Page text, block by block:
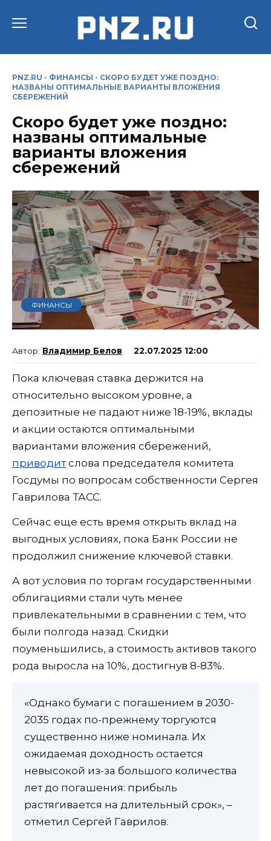
PNZ.RU - ФИНАНСЫ - СКОРО БУДЕТ УЖЕ ПОЗДНО:
НАЗВАНЫ ОПТИМАЛЬНЫЕ ВАРИАНТЫ ВЛОЖЕНИЯ
СБЕРЕЖЕНИЙ
Скоро будет уже поздно:
названы оптимальные
варианты вложения
сбережений
ФИНАНСЫ
Владимир Белов 22.07.2025 12:00
Пока ключевая ставка держится на
относительно высоком уровне, а
депозитные не падают ниже 18-19%, вклады
и акции остаются оптимальными
вариантами вложения сбережений,
приводитслова председателя комитета
Госдумы по вопросам собственности Сергея
Гаврилова ТАСС.
Сейчас еще есть время открыть вклад на
выгодных условиях, пока Банк России не
продолжил снижение ключевой ставки.
А вот условия по торгам государственными
облигациями стали чуть менее
привлекательными в сравнении с тем, что
были полгода назад. Скидки
поуменьшились, а стоимость активов такого
рода выросла на 10%, достигнув 8-83%.
«Однако бумаги с погашением в 2030-
2035 годах по-прежнему торгуются
существенно ниже номинала. Их
ожидаемая доходность остается
невысокой из-за большого количества
лет до погашения: прибыль
растягивается на длительный срок», –
отметил Сергей Гаврилов.